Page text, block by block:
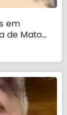
em
de Mato